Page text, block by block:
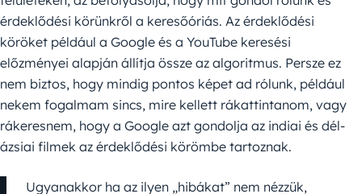
érdeklődési körünkről a keresőóriás. Az érdeklődési
köröket például a Google és a YouTube keresési
előzményei alapján állítja össze az algoritmus. Persze ez
nem biztos, hogy mindig pontos képet ad rólunk, például
nekem fogalmam sincs, mire kellett rákattintanom, vagy
rákeresnem, hogy a Google azt gondolja az indiai és dél-
ázsiai filmek az érdeklődési körömbe tartoznak.
Ugyanakkor ha az ilyen „hibákat” nem nézzük,